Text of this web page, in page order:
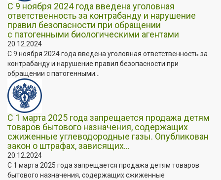
С 9 ноября 2024 года введена уголовная
ответственность за контрабанду и нарушение
правил безопасности при обращении
с патогенными биологическими агентами
20.12.2024
С 9 ноября 2024 года введена уголовная ответственность за
контрабанду и нарушение правил безопасности при
обращении с патогенными...
С 1 марта 2025 года запрещается продажа детям
товаров бытового назначения, содержащих
сжиженные углеводородные газы. Опубликован
закон о штрафах, зависящих...
20.12.2024
С 1 марта 2025 года запрещается продажа детям товаров
бытового назначения, содержащих сжиженные